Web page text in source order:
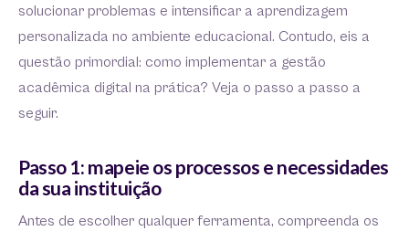
solucionar problemas e intensificar a aprendizagem
personalizada no ambiente educacional. Contudo, eis a
questão primordial: como implementar a gestão
acadêmica digital na prática? Veja o passo a passo a
seguir.
Passo 1: mapeie os processos e necessidades
da sua instituição
Antes de escolher qualquer ferramenta, compreenda os